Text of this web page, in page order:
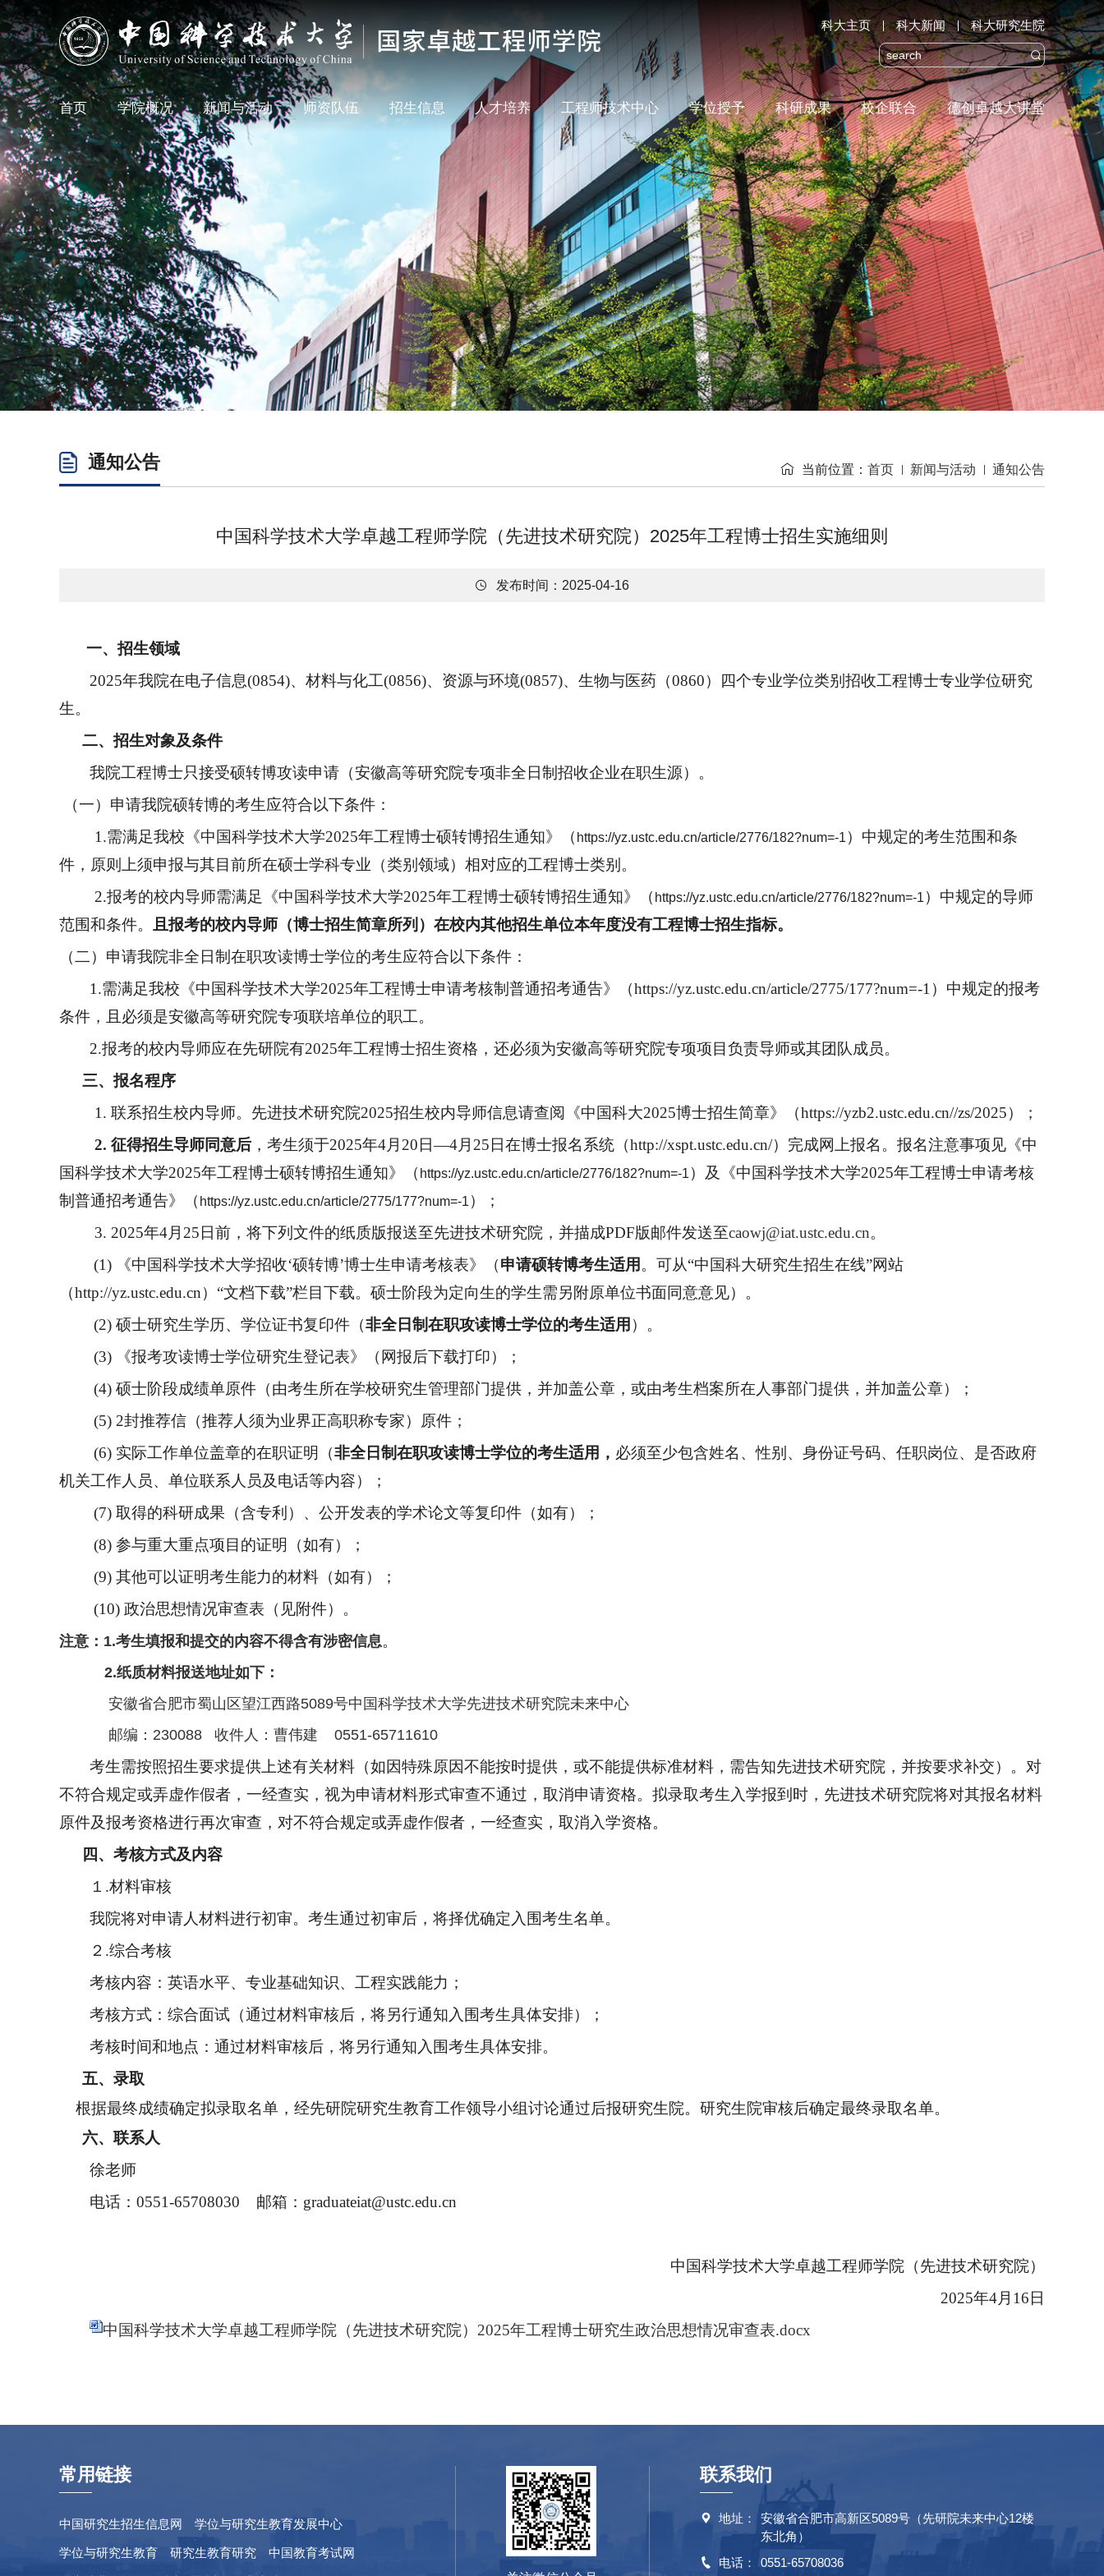
科大主页 科大新闻 科大研究生院

首页 学院概况 新闻与活动 师资队伍 招生信息 人才培养 工程师技术中心 学位授予 科研成果 校企联合 德创卓越大讲堂
通知公告  当前位置： 首页 新闻与活动 通知公告
中国科学技术大学卓越工程师学院（先进技术研究院）2025年工程博士招生实施细则
 发布时间：2025-04-16
一、招生领域
2025年我院在电子信息(0854)、材料与化工(0856)、资源与环境(0857)、 生物与医药（0860）四个专业学位类别招收工程博士专业学位研究
生。
二、招生对象及条件
我院工程博士只接受硕转博攻读申请 （安徽高等研究院专项非全日制招收企业在职生源） 。
（一） 申请我院硕转博的考生应符合以下条件：
1.需满足我校《中国科学技术大学2025年工程博士硕转博招生通知》（ https://yz.ustc.edu.cn/article/2776/182?num=-1 ）中规定的考生范围和条
件，原则上须申报与其目前所在硕士学科专业（类别领域）相对应的工程博士类别。
2.报考的校内导师需满足 《中国科学技术大学2025年工程博士硕转博招生通知》（ https://yz.ustc.edu.cn/article/2776/182?num=-1 ）中规定的导师
范围和条件。
且报考的校内导师（博士招生简章所列）在校内其他招生单位本年度没有工程博士招生指标。
（二） 申请我院非全日制在职攻读博士学位的考生应符合以下条件 ：
1.需满足我校《中国科学技术大学2025年工程博士申请考核制普通招考通告》（https://yz.ustc.edu.cn/article/2775/177?num=-1）中规定的报考
条件，且必须是安徽高等研究院专项联培单位的职工。
2.报考的校内导师应在先研院有2025年工程博士招生资格，还必须为安徽高等研究院专项项目负责导师或其团队成员。
三、报名程序
1. 联系招生校内导师。先进技术研究院2025招生校内导师信息请查阅《中国科大2025博士招生简章》（https://yzb2.ustc.edu.cn//zs/2025）；
2. 征得招生导师同意后 ，考生须于2025年4月20日—4月25日在博士报名系统（http://xspt.ustc.edu.cn/）完成网上报名。报名注意事项见 《中
国科学技术大学2025年工程博士硕转博招生通知》 （ https://yz.ustc.edu.cn/article/2776/182?num=-1 ） 及《中国科学技术大学2025年工程博士申请考核
制普通招考通告》（ https://yz.ustc.edu.cn/article/2775/177?num=-1 ）
；
3. 2025年4月25日前，将下列文件的纸质版报送至先进技术研究院，并描成PDF版邮件发送至caowj@iat.ustc.edu.cn。
(1)
《中国科学技术大学招收‘硕转博’博士生申请考核表》（申请硕转博考生适用 。 可从“中国科大研究生招生在线”网站
（http://yz.ustc.edu.cn）“文档下载”栏目下载。硕士阶段为定向生的学生需另附原单位书面同意意见） 。
(2) 硕士研究生学历、学位证书复印件 （非全日制在职攻读博士学位的考生适用 ）。
(3)
《报考攻读博士学位研究生登记表》（网报后下载打印）；
(4) 硕士阶段成绩单原件（由考生所在学校研究生管理部门提供，并加盖公章，或由考生档案所在人事部门提供，并加盖公章）；
(5) 2封推荐信（推荐人须为业界正高职称专家）原件；
(6) 实际工作单位盖章的在职证明（非全日制在职攻读博士学位的考生适用 ， 必须至少包含姓名、性别、身份证号码、任职岗位、是否政府
机关工作人员、单位联系人员及电话等内容）
；
(7) 取得的科研成果（含专利）、公开发表的学术论文等复印件（如有）；
(8) 参与重大重点项目的证明（如有）；
(9) 其他可以证明考生能力的材料（如有）
；
(10) 政治思想情况审查表 （ 见附件）。
注意： 1.考生填报和提交的内容不得含有涉密信息。
2.纸质材料报送地址如下：
安徽省合肥市蜀山区望江西路5089号中国科学技术大学先进技术研究院未来中心
邮编： 230088 收件人：曹伟建 0551-65711610
考生需按照招生要求提供上述有关材料（如因特殊原因不能按时提供，或不能提供标准材料，需告知先进技术研究院，并按要求补交）。对
不符合规定或弄虚作假者，一经查实，视为申请材料形式审查不通过，取消申请资格。拟录取考生入学报到时，先进技术研究院将对其报名材料
原件及报考资格进行再次审查，对不符合规定或弄虚作假者，一经查实，取消入学资格。
四、 考核方式及内容
１ .材料审核
我院将对申请人材料进行初审。考生通过初审后，将择优确定入围考生名单。
２ .综合考核
考核内容：英语水平、专业基础知识、工程实践能力；
考核方式：综合面试（通过材料审核后，将另行通知入围考生具体安排）
；
考核时间和地点 ：通过材料审核后，将另行通知入围考生具体安排。
五、 录取
根据最终成绩确定拟录取名单，经先研院研究生教育工作领导小组讨论通过后报研究生院。研究生院审核后确定最终录取名单。
六、 联系人
徐老师
电话： 0551-65708030 邮箱：graduateiat@ustc.edu.cn
中国科学技术大学卓越工程师学院（先进技术研究院）
2025年4月 16 日
中国科学技术大学卓越工程师学院（先进技术研究院）2025年工程博士研究生政治思想情况审查表.docx
常用链接
中国研究生招生信息网 学位与研究生教育发展中心
学位与研究生教育 研究生教育研究 中国教育考试网
联系我们
 地址：
安徽省合肥市高新区5089号（先研院未来中心12楼
东北角）
 电话： 0551-65708036